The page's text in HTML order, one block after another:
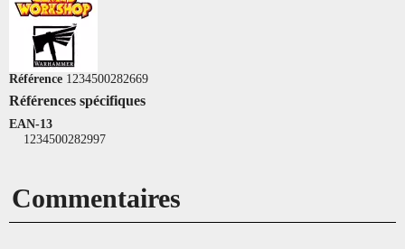
Référence 1234500282669
Références spécifiques
EAN-13
1234500282997
Commentaires